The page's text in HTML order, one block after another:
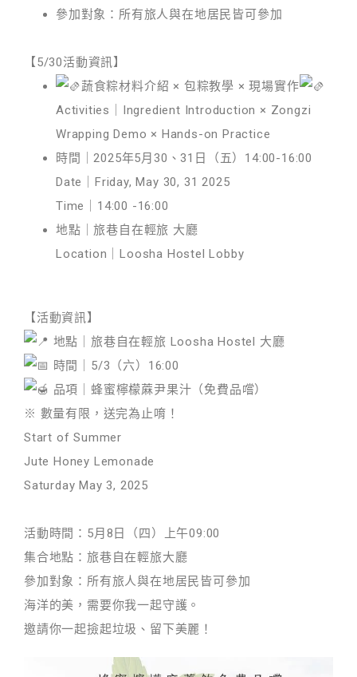
參加對象：所有旅人與在地居民皆可參加
【5/30活動資訊】
蔬食粽材料介紹 × 包粽教學 × 現場實作
Activities｜Ingredient Introduction × Zongzi
Wrapping Demo × Hands-on Practice
時間｜2025年5月30、31日（五）14:00-16:00
Date｜Friday, May 30, 31 2025
Time｜14:00 -16:00
地點｜旅巷自在輕旅 大廳
Location｜Loosha Hostel Lobby
【活動資訊】
地點｜旅巷自在輕旅 Loosha Hostel 大廳
時間｜5/3（六）16:00
品項｜蜂蜜檸檬蔴尹果汁（免費品嚐）
※ 數量有限，送完為止唷！
Start of Summer
Jute Honey Lemonade
Saturday May 3, 2025
活動時間：5月8日（四）上午09:00
集合地點：旅巷自在輕旅大廳
參加對象：所有旅人與在地居民皆可參加
海洋的美，需要你我一起守護。
邀請你一起撿起垃圾、留下美麗！